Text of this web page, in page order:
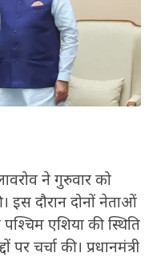
ने गुरुवार को
इस दौरान दोनों नेताओं
एशिया की स्थिति
पर चर्चा की। प्रधानमंत्री